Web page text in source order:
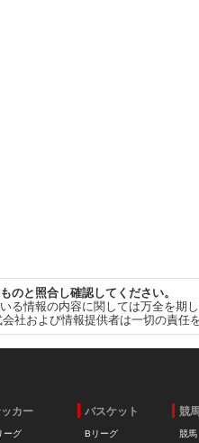
のと照合し確認してください。
る情報の内容に関しては万全を
社および情報提供者は一切の責任
カー
ーグ
バスケット
Bリーグ
競
競馬